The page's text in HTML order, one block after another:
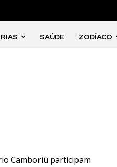
SAÚDE ZODÍACO
Camboriú participam